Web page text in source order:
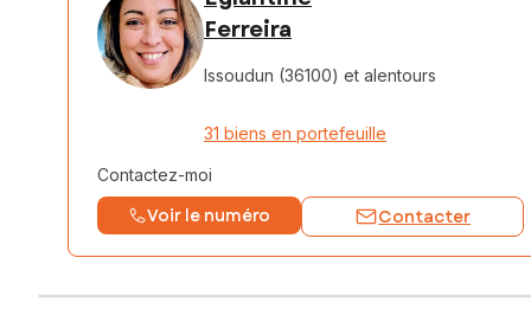
Ferreira
Issoudun (36100) et alentours
31 biens en portefeuille
Contactez-moi
Voir le numéro Contacter